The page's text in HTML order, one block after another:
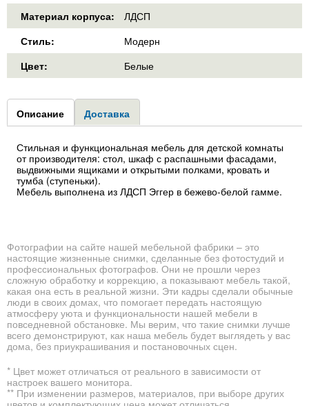
Материал корпуса:
ЛДСП
Стиль:
Модерн
Цвет:
Белые
Group1
Описание (активная
вкладка)
Доставка
Стильная и функциональная мебель для детской комнаты
от производителя: стол, шкаф с распашными фасадами,
выдвижными ящиками и открытыми полками, кровать и
тумба (ступеньки).
Мебель выполнена из ЛДСП Эггер в бежево-белой гамме.
Фотографии на сайте нашей мебельной фабрики – это
настоящие жизненные снимки, сделанные без фотостудий и
профессиональных фотографов. Они не прошли через
сложную обработку и коррекцию, а показывают мебель такой,
какая она есть в реальной жизни. Эти кадры сделали обычные
люди в своих домах, что помогает передать настоящую
атмосферу уюта и функциональности нашей мебели в
повседневной обстановке. Мы верим, что такие снимки лучше
всего демонстрируют, как наша мебель будет выглядеть у вас
дома, без приукрашивания и постановочных сцен.
* Цвет может отличаться от реального в зависимости от
настроек вашего монитора.
** При изменении размеров, материалов, при выборе других